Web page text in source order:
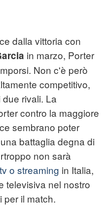
dalla vittoria con
in marzo, Porter
Non c'è però
competitivo,
rivali. La
contro la maggiore
sembrano poter
battaglia degna di
non sarà
o streaming in Italia,
televisiva nel nostro
per il match.